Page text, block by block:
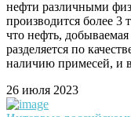
нефти различными
производится более 3
что нефть,
разделяется по
наличию примесей, и
26 июля 2023